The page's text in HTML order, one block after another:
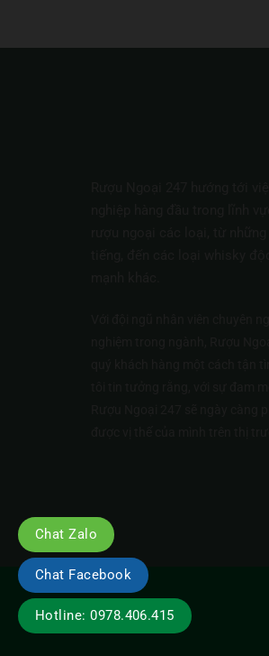
Chat Zalo
Chat Facebook
Hotline: 0978.406.415